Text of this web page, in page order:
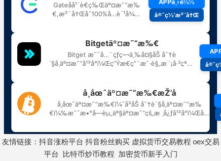
友情链接： 抖音涨粉平台 抖音粉丝购买 虚拟货币交易教程 oex交易
平台
比特币炒币教程 加密货币新手入门